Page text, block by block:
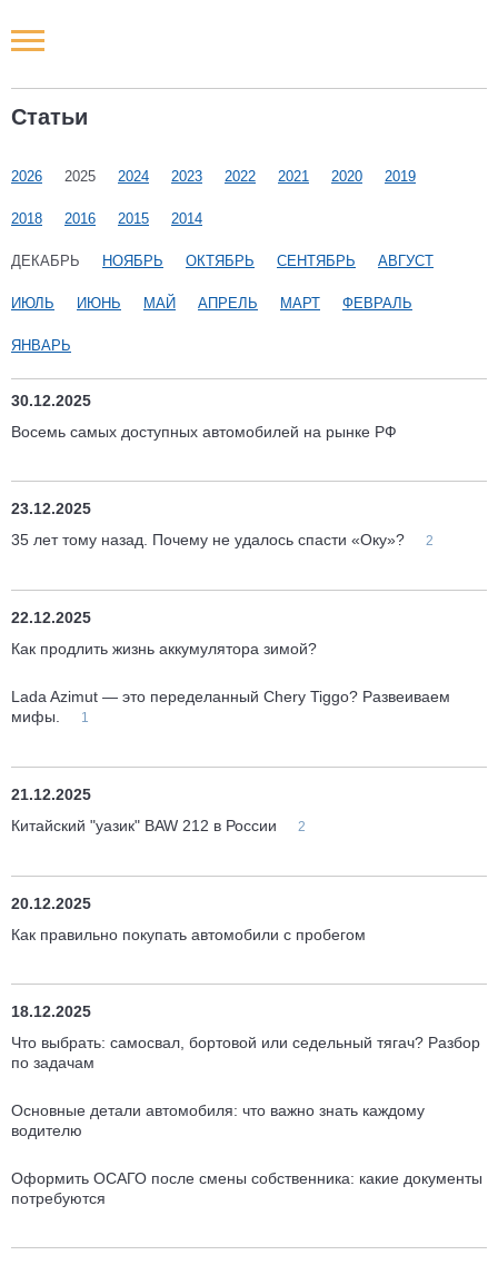
Статьи
2026 2025 2024 2023 2022 2021 2020 2019
2018 2016 2015 2014
ДЕКАБРЬ НОЯБРЬ ОКТЯБРЬ СЕНТЯБРЬ АВГУСТ
ИЮЛЬ ИЮНЬ МАЙ АПРЕЛЬ МАРТ ФЕВРАЛЬ
ЯНВАРЬ
30.12.2025
Восемь самых доступных автомобилей на рынке РФ
23.12.2025
35 лет тому назад. Почему не удалось спасти «Оку»?
2
22.12.2025
Как продлить жизнь аккумулятора зимой?
Lada Azimut — это переделанный Chery Tiggo? Развеиваем
мифы.
1
21.12.2025
Китайский "уазик" BAW 212 в России
2
20.12.2025
Как правильно покупать автомобили с пробегом
18.12.2025
Что выбрать: самосвал, бортовой или седельный тягач? Разбор
по задачам
Основные детали автомобиля: что важно знать каждому
водителю
Оформить ОСАГО после смены собственника: какие документы
потребуются
Новости РФ
Наши мероприятия
Статьи